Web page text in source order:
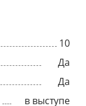
10
Да
Да
в выступе